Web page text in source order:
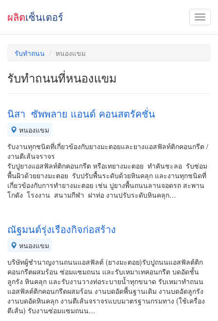
ผลิตเซ็นเตอร์
รับทำถนน หนองแขม
รับทำถนนที่หนองแขม
นิสา ซัพพลาย แอนด์ คอนสตรัคชั่น
หนองแขม
รับงานทุกชนิดที่เกี่ยวข้องกับยางมะตอยและยางแอสฟัลท์ติกคอนกรีต /
งานตีเส้นจราจร
รับปูยางแอสฟัลท์ติกคอนกรีต หรือเทยางมะตอย ทำคันชะลอ รับซ่อม
พื้นผิวด้วยยางมะตอย รับปรับพื้นระดับด้วยหินคลุก และงานทุกชนิดที่
เกี่ยวข้องกับการทำยางมะตอย เช่น ปูยางพื้นถนนลานจอดรถ สะพาน
โกดัง โรงงาน สนามกีฬา ฝาท่อ งานปรับระดับหินคลุก…
ณัฐมนต์รุ่งเรืองกิจก่อสร้าง
หนองแขม
บริษัทผู้ชำนาญงานถนนแอสฟัลต์ (ยางมะตอย)รับปูถนนแอสฟัลต์ติก
คอนกรีตผสมร้อน ซ่อมแซมถนน และรับเหมาเทคอนกรีต บดอัดชั้น
ลูกรัง หินคลุก และรับงานวางท่อระบายน้ำทุกขนาด รับเหมาทำถนน
แอสฟัลต์ติกคอนกรีตผสมร้อน งานบดอัดพื้นฐานเดิม งานบดอัดลูกรัง
งานบดอัดหินคลุก งานตีเส้นจราจรแบบมาตรฐานกรมทาง (ใช้เครื่อง
ตีเส้น) รับงานซ่อมแซมถนน…